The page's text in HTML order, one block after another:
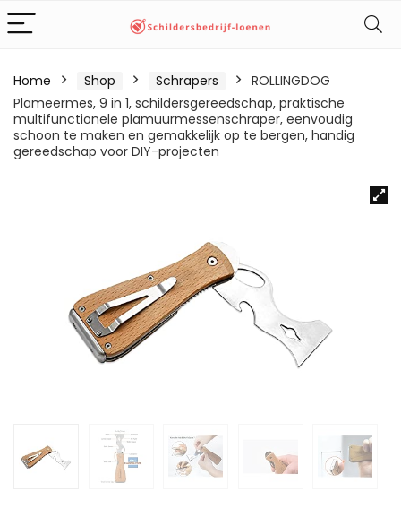
Home Shop Schrapers
ROLLINGDOG
Plameermes, 9 in 1, schildersgereedschap, praktische
multifunctionele plamuurmessenschraper, eenvoudig
schoon te maken en gemakkelijk op te bergen, handig
gereedschap voor DIY-projecten